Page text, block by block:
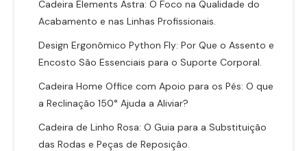
Cadeira Elements Astra: O Foco na Qualidade do
Acabamento e nas Linhas Profissionais.
Design Ergonômico Python Fly: Por Que o Assento e
Encosto São Essenciais para o Suporte Corporal.
Cadeira Home Office com Apoio para os Pés: O que
a Reclinação 150° Ajuda a Aliviar?
Cadeira de Linho Rosa: O Guia para a Substituição
das Rodas e Peças de Reposição.